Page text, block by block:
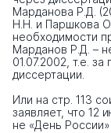
Марданова Р.Д.
Н.Н. и Паршкова
необходимости
Марданов Р.Д. –
01.07.2002, т.е.
диссертации.
Или на стр. 113
заявляет, что 12
не «День